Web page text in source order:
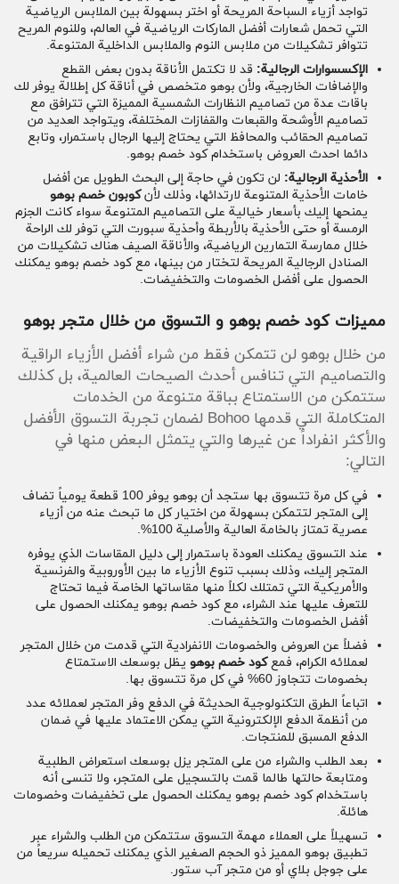
تواجد أزياء السباحة المريحة أو اختر بسهولة بين الملابس الرياضية
التي تحمل شعارات أفضل الماركات الرياضية في العالم، وللنوم المريح
تتوافر تشكيلات من ملابس النوم والملابس الداخلية المتنوعة.
الإكسسوارات الرجالية: قد لا تكتمل الأناقة بدون بعض القطع
والإضافات الخارجية، ولأن بوهو متخصص في أناقة كل إطلالة يوفر لك
باقات عدة من تصاميم النظارات الشمسية المميزة التي تترافق مع
تصاميم الأوشحة والقبعات والقفازات المختلفة، ويتواجد العديد من
تصاميم الحقائب والمحافظ التي يحتاج إليها الرجال باستمرار، وتابع
دائما احدث العروض باستخدام كود خصم بوهو.
الأحذية الرجالية: لن تكون في حاجة إلى البحث الطويل عن أفضل
خامات الأحذية المتنوعة لارتدائها، وذلك لأنكوبون خصم بوهو
يمنحها إليك بأسعار خيالية على التصاميم المتنوعة سواء كانت الجزم
الرمسة أو حتى الأحذية بالأربطة وأحذية سبورت التي توفر لك الراحة
خلال ممارسة التمارين الرياضية، والأناقة الصيف هناك تشكيلات من
الصنادل الرجالية المريحة لتختار من بينها، مع كود خصم بوهو يمكنك
الحصول على أفضل الخصومات والتخفيضات.
مميزات كود خصم بوهو و التسوق من خلال متجر بوهو
من خلال بوهو لن تتمكن فقط من شراء أفضل الأزياء الراقية
والتصاميم التي تنافس أحدث الصيحات العالمية، بل كذلك
ستتمكن من الاستمتاع بباقة متنوعة من الخدمات
المتكاملة التي قدمها Bohoo لضمان تجربة التسوق الأفضل
والأكثر انفراداً عن غيرها والتي يتمثل البعض منها في
التالي:
في كل مرة تتسوق بها ستجد أن بوهو يوفر 100 قطعة يومياً تضاف
إلى المتجر لتتمكن بسهولة من اختيار كل ما تبحث عنه من أزياء
عصرية تمتاز بالخامة العالية والأصلية 100%.
عند التسوق يمكنك العودة باستمرار إلى دليل المقاسات الذي يوفره
المتجر إليك، وذلك بسبب تنوع الأزياء ما بين الأوروبية والفرنسية
والأمريكية التي تمتلك لكلاً منها مقاساتها الخاصة فيما تحتاج
للتعرف عليها عند الشراء، مع كود خصم بوهو يمكنك الحصول على
أفضل الخصومات والتخفيضات.
فضلاً عن العروض والخصومات الانفرادية التي قدمت من خلال المتجر
لعملائه الكرام، فمعكود خصم بوهو يظل بوسعك الاستمتاع
بخصومات تتجاوز 60% في كل مرة تتسوق بها.
اتباعاً الطرق التكنولوجية الحديثة في الدفع وفر المتجر لعملائه عدد
من أنظمة الدفع الإلكترونية التي يمكن الاعتماد عليها في ضمان
الدفع المسبق للمنتجات.
بعد الطلب والشراء من على المتجر يزل بوسعك استعراض الطلبية
ومتابعة حالتها طالما قمت بالتسجيل على المتجر، ولا تنسى أنه
باستخدام كود خصم بوهو يمكنك الحصول على تخفيضات وخصومات
هائلة.
تسهيلاً على العملاء مهمة التسوق ستتمكن من الطلب والشراء عبر
تطبيق بوهو المميز ذو الحجم الصغير الذي يمكنك تحميله سريعاً من
على جوجل بلاي أو من متجر آب ستور.